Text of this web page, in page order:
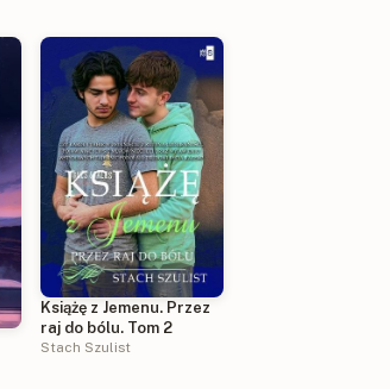
Książę z Jemenu. Przez
raj do bólu. Tom 2
Stach Szulist